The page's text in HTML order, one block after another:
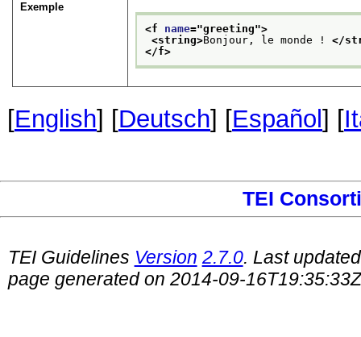
Exemple
<f name="greeting">
<string>Bonjour, le monde ! </
</f>
[English] [Deutsch] [Español ] [
TEI
TEI Guidelines Version 2.7.0. Last
page generated on 2014-09-16T19:35:33Z